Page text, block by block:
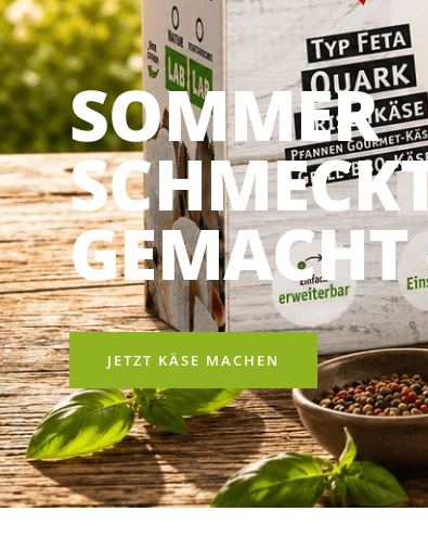
FRISCHER
VOLLER
REZEPT ENTDECKEN